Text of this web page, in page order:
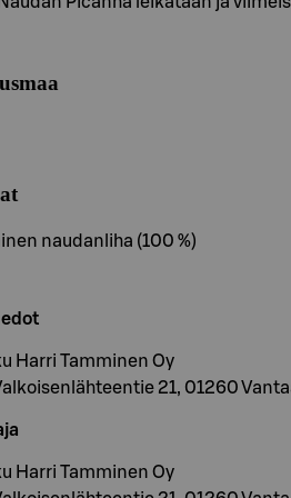
naudanliha (100 %)
Harri Tamminen Oy
21, 01260
Harri Tamminen Oy